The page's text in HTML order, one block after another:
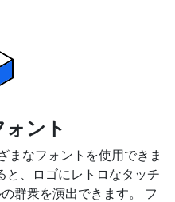
ォント
まなフォントを使用できま
と、ロゴにレトロなタッチ
群衆を演出できます。 フ